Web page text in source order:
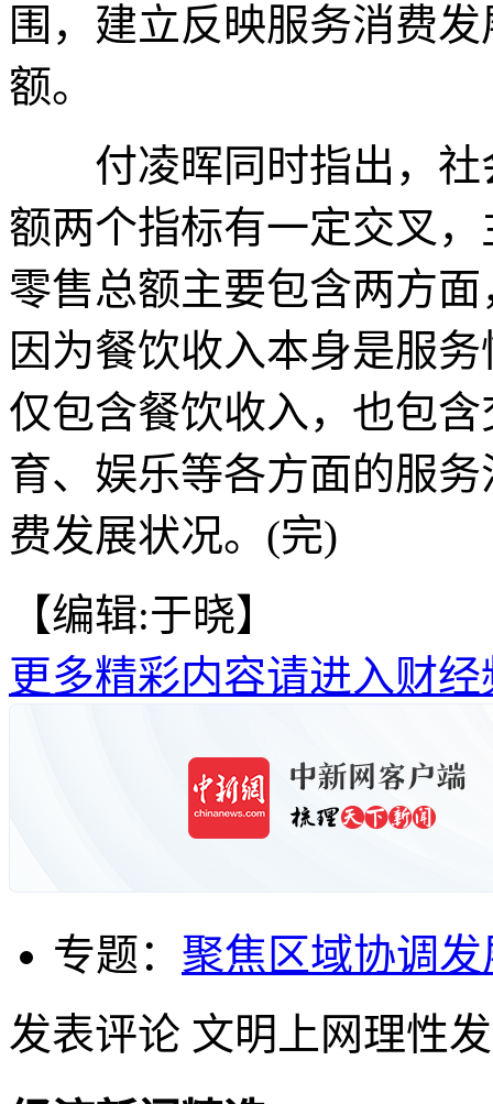
围，建立反映服务消费
额。
付凌晖同时指出，社
额两个指标有一定交叉
零售总额主要包含两方
因为餐饮收入本身是服
仅包含餐饮收入，也包
育、娱乐等各方面的服
费发展状况。(完)
【编辑:于晓】
更多精彩内容请进入财经
专题： 聚焦区域协调发
发表评论 文明上网理性